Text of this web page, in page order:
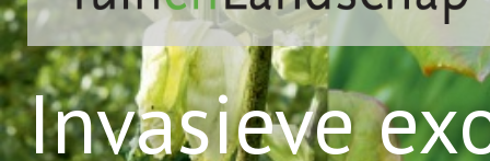
Invasieve